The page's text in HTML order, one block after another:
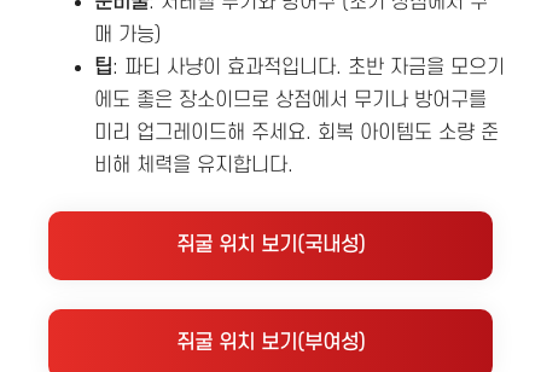
매 가능)
팁: 파티 사냥이 효과적입니다. 초반 자금을 모으기
에도 좋은 장소이므로 상점에서 무기나 방어구를
미리 업그레이드해 주세요. 회복 아이템도 소량 준
비해 체력을 유지합니다.
쥐굴 위치 보기(국내성)
쥐굴 위치 보기(부여성)